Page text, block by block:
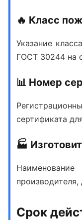
🔥 Класс
Указание
ГОСТ 30244 на
📊 Номер
сертификата
🏭
производителя,
Срок